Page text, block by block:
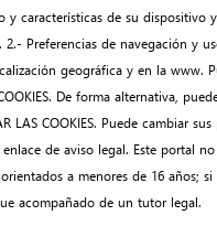
y características de su dispositivo
2.- Preferencias de navegación y
geográfica y en la www.
De forma alternativa,
Puede cambiar sus preferencias
de aviso legal. Este portal
de 16 años; si es menor de esa
acompañado de un tutor legal.